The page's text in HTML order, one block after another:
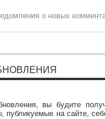
о новых
вы будите
публикуемые на сайте,